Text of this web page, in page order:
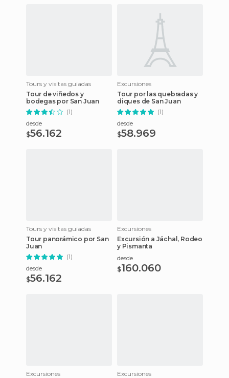
Tours y visitas guiadas
Tour de viñedos y
bodegas por San Juan
(1)
desde
$56.162
Excursiones
Tour por las quebradas y
diques de San Juan
(1)
desde
$58.969
Tours y visitas guiadas
Tour panorámico por San
Juan
(1)
desde
$56.162
Excursiones
Excursión a Jáchal, Rodeo
y Pismanta
desde
$160.060
Excursiones
Excursiones